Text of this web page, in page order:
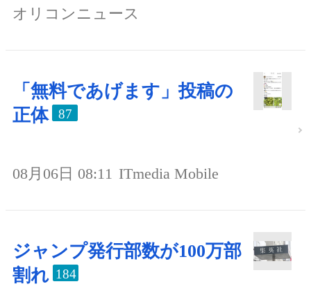
オリコンニュース
「無料であげます」投稿の
正体
87
08月06日 08:11 ITmedia Mobile
ジャンプ発行部数が100万部
割れ 184